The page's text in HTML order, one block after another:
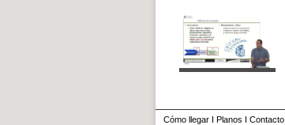
Cómo llegar I Planos I Contacto